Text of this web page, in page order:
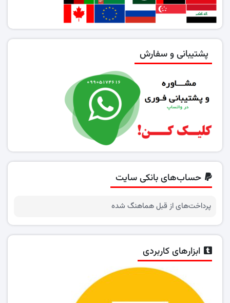
پشتیبانی و سفارش
حساب‌های بانکی سایت
پرداخت‌های از قبل هماهنگ شده
ابزارهای کاربردی